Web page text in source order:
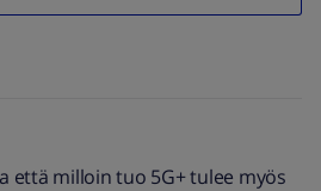
että milloin tuo 5G+ tulee myös